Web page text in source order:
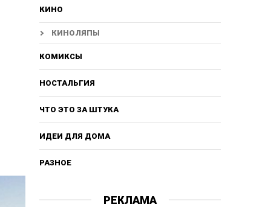
КИНО
КИНОЛЯПЫ
КОМИКСЫ
НОСТАЛЬГИЯ
ЧТО ЭТО ЗА ШТУКА
ИДЕИ ДЛЯ ДОМА
РАЗНОЕ
РЕКЛАМА